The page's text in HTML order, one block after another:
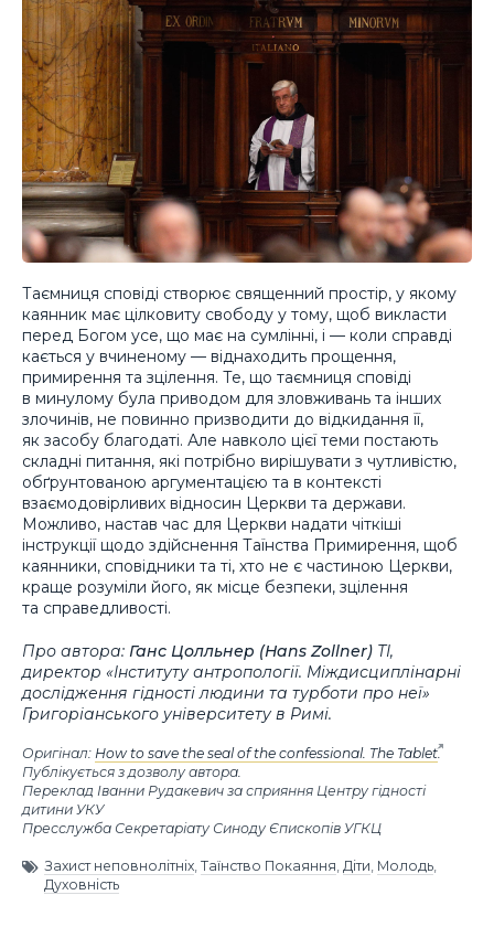
Таємниця сповіді створює священний простір, у якому
каянник має цілковиту свободу у тому, щоб викласти
перед Богом усе, що має на сумлінні, і — коли справді
кається у вчиненому — віднаходить прощення,
примирення та зцілення. Те, що таємниця сповіді
в минулому була приводом для зловживань та інших
злочинів, не повинно призводити до відкидання її,
як засобу благодаті. Але навколо цієї теми постають
складні питання, які потрібно вирішувати з чутливістю,
обґрунтованою аргументацією та в контексті
взаємодовірливих відносин Церкви та держави.
Можливо, настав час для Церкви надати чіткіші
інструкції щодо здійснення Таїнства Примирення, щоб
каянники, сповідники та ті, хто не є частиною Церкви,
краще розуміли його, як місце безпеки, зцілення
та справедливості.
Про автора: Ганс Цолльнер (Hans Zollner) ТІ,
директор «Інституту антропології. Міждисциплінарні
дослідження гідності людини та турботи про неї»
Григоріанського університету в Римі.
Оригінал: How to save the seal of the confessional. The Tablet.
Публікується з дозволу автора.
Переклад Іванни Рудакевич за сприяння Центру гідності
дитини УКУ
Пресслужба Секретаріату Синоду Єпископів УГКЦ
Захист неповнолітніх, Таїнство Покаяння, Діти, Молодь,
Духовність